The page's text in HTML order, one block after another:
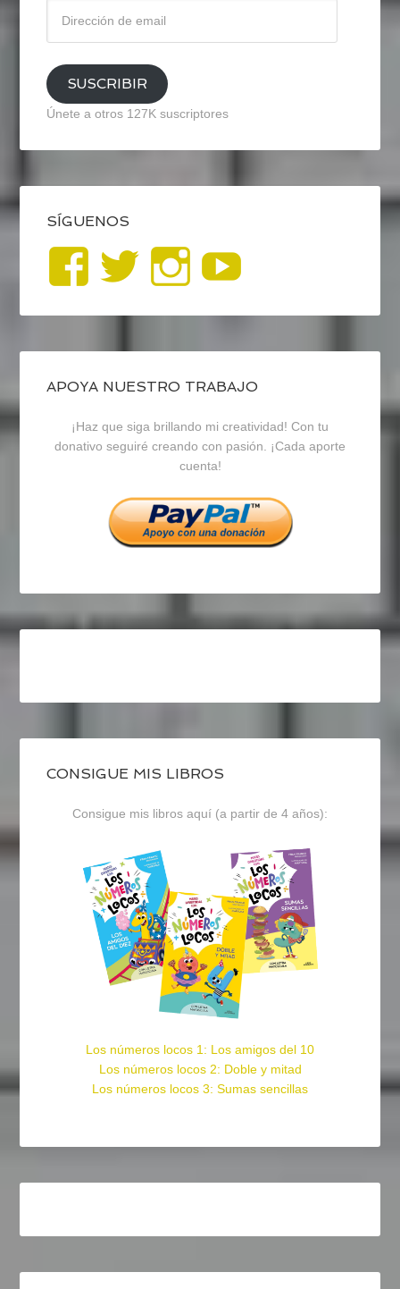
email
SUSCRIBIR
Únete a otros 127K suscriptores
SÍGUENOS
Ver
perfil
de
blogrecursosep
en
Facebook
Ver
perfil
de
recursosep
en
Twitter
Ver
perfil
de
recursosep
en
Instagram
APOYA NUESTRO TRABAJO
¡Haz que siga brillando mi creatividad! Con tu
donativo seguiré creando con pasión. ¡Cada aporte
cuenta!
CONSIGUE MIS LIBROS
Consigue mis libros aquí (a partir de 4 años):
Los números locos 1: Los amigos del 10
Los números locos 2: Doble y mitad
Los números locos 3: Sumas sencillas